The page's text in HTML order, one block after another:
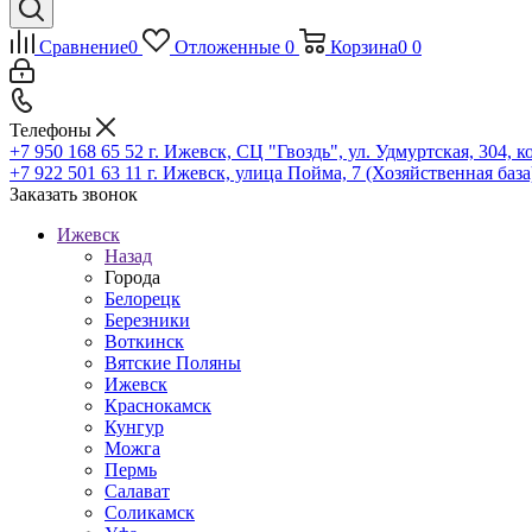
Сравнение0 Отложенные 0 Корзина0 0
Телефоны
+7 950 168 65 52 г. Ижевск, СЦ "Гвоздь", ул. Удмуртская, 304,
+7 922 501 63 11 г. Ижевск, улица Пойма, 7 (Хозяйственная
Заказать звонок
Ижевск
Назад
Города
Белорецк
Березники
Воткинск
Вятские Поляны
Ижевск
Краснокамск
Кунгур
Можга
Пермь
Салават
Соликамск